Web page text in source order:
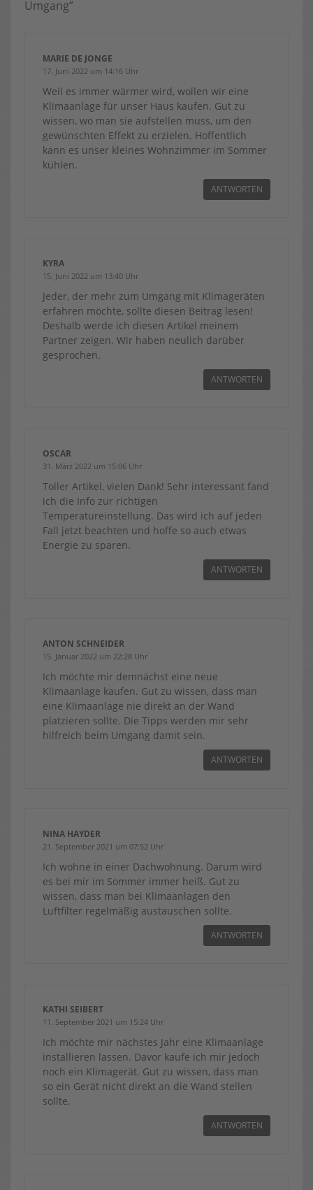
Umgang”
MARIE DE JONGE
17. Juni 2022 um 14:16 Uhr
Weil es immer wärmer wird, wollen wir eine
Klimaanlage für unser Haus kaufen. Gut zu
wissen, wo man sie aufstellen muss, um den
gewünschten Effekt zu erzielen. Hoffentlich
kann es unser kleines Wohnzimmer im Sommer
kühlen.
ANTWORTEN
KYRA
15. Juni 2022 um 13:40 Uhr
Jeder, der mehr zum Umgang mit Klimageräten
erfahren möchte, sollte diesen Beitrag lesen!
Deshalb werde ich diesen Artikel meinem
Partner zeigen. Wir haben neulich darüber
gesprochen.
ANTWORTEN
OSCAR
31. März 2022 um 15:06 Uhr
Toller Artikel, vielen Dank! Sehr interessant fand
ich die Info zur richtigen
Temperatureinstellung. Das wird ich auf jeden
Fall jetzt beachten und hoffe so auch etwas
Energie zu sparen.
ANTWORTEN
ANTON SCHNEIDER
15. Januar 2022 um 22:28 Uhr
Ich möchte mir demnächst eine neue
Klimaanlage kaufen. Gut zu wissen, dass man
eine Klimaanlage nie direkt an der Wand
platzieren sollte. Die Tipps werden mir sehr
hilfreich beim Umgang damit sein.
ANTWORTEN
NINA HAYDER
21. September 2021 um 07:52 Uhr
Ich wohne in einer Dachwohnung. Darum wird
es bei mir im Sommer immer heiß. Gut zu
wissen, dass man bei Klimaanlagen den
Luftfilter regelmäßig austauschen sollte.
ANTWORTEN
KATHI SEIBERT
11. September 2021 um 15:24 Uhr
Ich möchte mir nächstes Jahr eine Klimaanlage
installieren lassen. Davor kaufe ich mir jedoch
noch ein Klimagerät. Gut zu wissen, dass man
so ein Gerät nicht direkt an die Wand stellen
sollte.
ANTWORTEN